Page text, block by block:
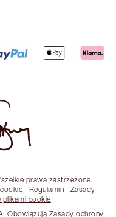
prawa zastrzeżone.
| Regulamin | Zasady
plikami cookie
Obowiązują Zasady ochrony